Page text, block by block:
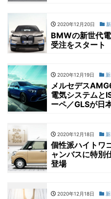
2020年12月20日
BMWの新世代
受注をスタート
2020年12月19日
メルセデス
電気システムと
ーペ／GLSが日
2020年12月18日
個性派ハイトワ
ャンバスに特別
登場
2020年12月18日